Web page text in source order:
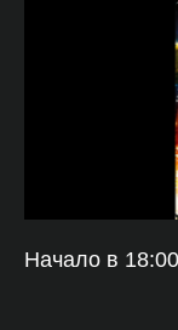
Начало в